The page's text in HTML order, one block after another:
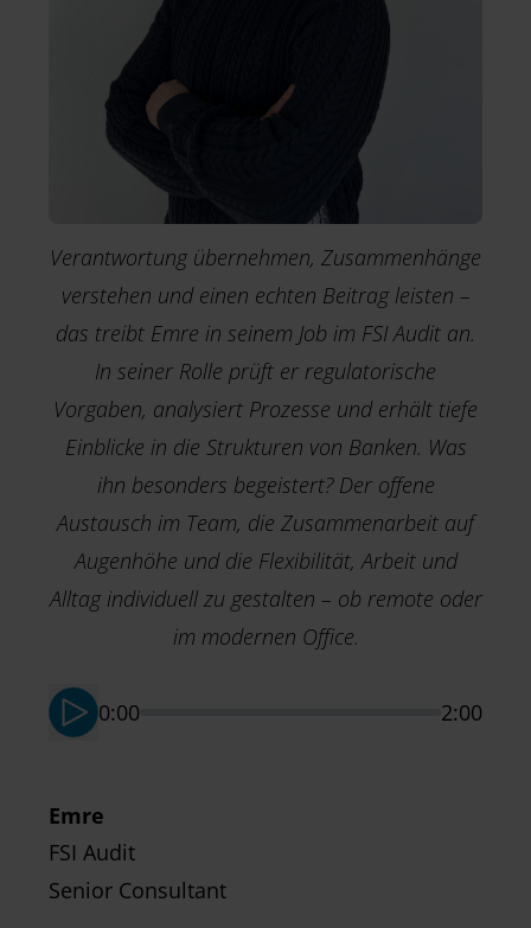
Verantwortung übernehmen, Zusammenhänge
verstehen und einen echten Beitrag leisten –
das treibt Emre in seinem Job im FSI Audit an.
In seiner Rolle prüft er regulatorische
Vorgaben, analysiert Prozesse und erhält tiefe
Einblicke in die Strukturen von Banken. Was
ihn besonders begeistert? Der offene
Austausch im Team, die Zusammenarbeit auf
Augenhöhe und die Flexibilität, Arbeit und
Alltag individuell zu gestalten – ob remote oder
im modernen Office.
0:00 2:00
Emre
FSI Audit
Senior Consultant